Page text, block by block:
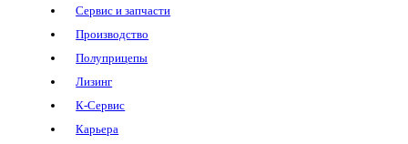
Сервис и запчасти
Производство
Полуприцепы
Лизинг
К-Сервис
Карьера